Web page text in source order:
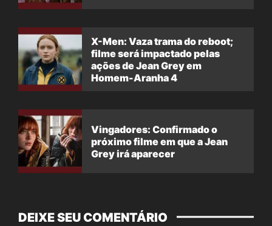
X-Men: Vaza trama do reboot;
filme será impactado pelas
ações de Jean Grey em
Homem-Aranha 4
Vingadores: Confirmado o
próximo filme em que a Jean
Grey irá aparecer
DEIXE SEU COMENTÁRIO